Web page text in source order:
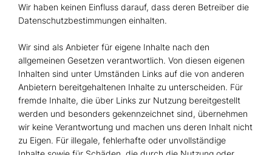
Wir haben keinen Einfluss darauf, dass deren Betreiber die
Datenschutzbestimmungen einhalten.
Wir sind als Anbieter für eigene Inhalte nach den
allgemeinen Gesetzen verantwortlich. Von diesen eigenen
Inhalten sind unter Umständen Links auf die von anderen
Anbietern bereitgehaltenen Inhalte zu unterscheiden. Für
fremde Inhalte, die über Links zur Nutzung bereitgestellt
werden und besonders gekennzeichnet sind, übernehmen
wir keine Verantwortung und machen uns deren Inhalt nicht
zu Eigen. Für illegale, fehlerhafte oder unvollständige